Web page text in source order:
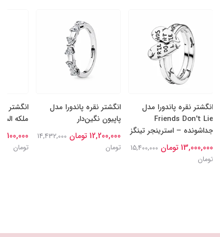
انگشتر نقره پاندورا مدل
Friends Don't Lie
جداشونده – استرینجر تینگز
13,000,000 تومان
15,400,000
تومان
انگشتر نقره پاندورا مدل
پاپیون نگین‌دار
12,200,000 تومان
14,432,000
تومان
انگشتر
ملکه
15,100,000
تومان